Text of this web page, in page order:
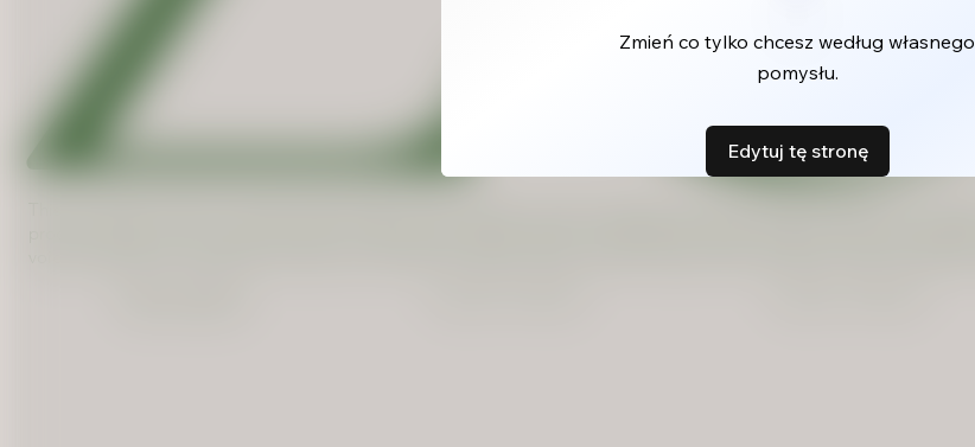
Zmień co tylko chcesz według własnego
pomysłu.
Edytuj tę stronę